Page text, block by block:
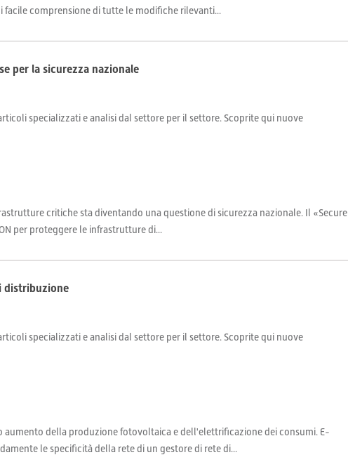
comprensione di tutte le modifiche rilevanti...
per la sicurezza nazionale
specializzati e analisi dal settore per il settore. Scoprite qui nuove
critiche sta diventando una questione di sicurezza nazionale. Il «Secure
per proteggere le infrastrutture di...
distribuzione
specializzati e analisi dal settore per il settore. Scoprite qui nuove
della produzione fotovoltaica e dell'elettrificazione dei consumi. E-
le specificità della rete di un gestore di rete di...